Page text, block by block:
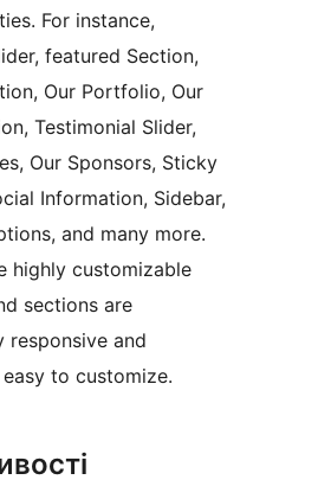
For instance,
featured Section,
Our Portfolio, Our
Testimonial Slider,
Our Sponsors, Sticky
Information, Sidebar,
and many more.
highly customizable
sections are
responsive and
to customize.